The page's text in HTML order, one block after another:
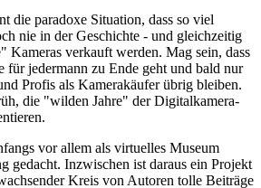
die paradoxe Situation, dass so viel
nie in der Geschichte - und gleichzeitig
Kameras verkauft werden. Mag sein, dass
für jedermann zu Ende geht und bald nur
Profis als Kamerakäufer übrig bleiben.
die "wilden Jahre" der Digitalkamera-
vor allem als virtuelles Museum
gedacht. Inzwischen ist daraus ein Projekt
Kreis von Autoren tolle Beiträge